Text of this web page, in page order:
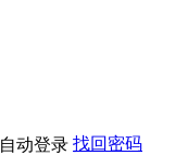
自动登录 找回密码